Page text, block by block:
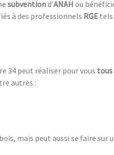
subventiond’ANAH ou
à des professionnels RGE tels
34 peut réaliser pour vous tous
autres :
mais peut aussi se faire sur